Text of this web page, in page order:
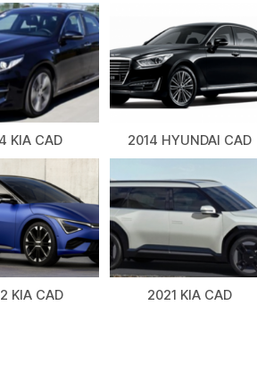
KIA CAD 2014 HYUNDAI CAD
KIA CAD 2021 KIA CAD